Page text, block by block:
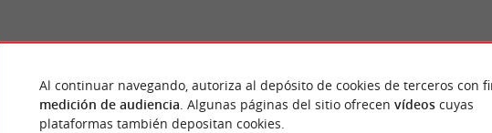
Al continuar navegando, autoriza al depósito de cookies de terceros con
medición de audiencia . Algunas páginas del sitio ofrecen vídeoscuyas
plataformas también depositan cookies.